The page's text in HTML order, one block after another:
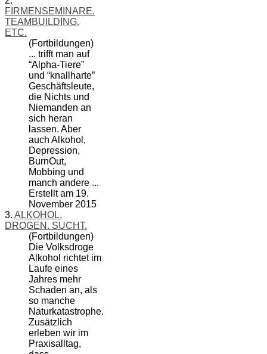
FIRMENSEMINARE.
TEAMBUILDING.
ETC.
(Fortbildungen)
... trifft man auf
“Alpha-Tiere”
und “knallharte”
Geschäftsleute,
die Nichts und
Niemanden an
sich heran
lassen. Aber
auch Alkohol ,
Depression,
BurnOut,
Mobbing und
manch andere ...
Erstellt am 19.
November 2015
3. ALKOHOL.
DROGEN. SUCHT.
(Fortbildungen)
Die Volksdroge
Alkohol richtet im
Laufe eines
Jahres mehr
Schaden an, als
so manche
Naturkatastrophe.
Zusätzlich
erleben wir im
Praxisalltag,